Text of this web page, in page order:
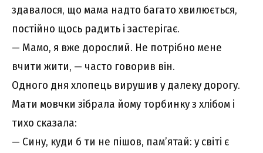
здавалося, що мама надто багато хвилюється,
постійно щось радить і застерігає.
— Мамо, я вже дорослий. Не потрібно мене
вчити жити, — часто говорив він.
Одного дня хлопець вирушив у далеку дорогу.
Мати мовчки зібрала йому торбинку з хлібом і
тихо сказала:
— Сину, куди б ти не пішов, пам’ятай: у світі є